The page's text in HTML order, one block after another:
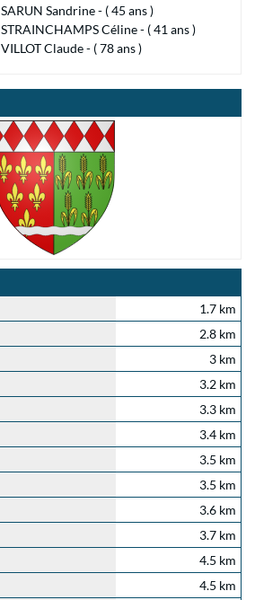
SARUN Sandrine - ( 45 ans )
STRAINCHAMPS Céline - ( 41 ans )
VILLOT Claude - ( 78 ans )
1.7 km
2.8 km
3 km
3.2 km
3.3 km
3.4 km
3.5 km
3.5 km
3.6 km
3.7 km
4.5 km
4.5 km